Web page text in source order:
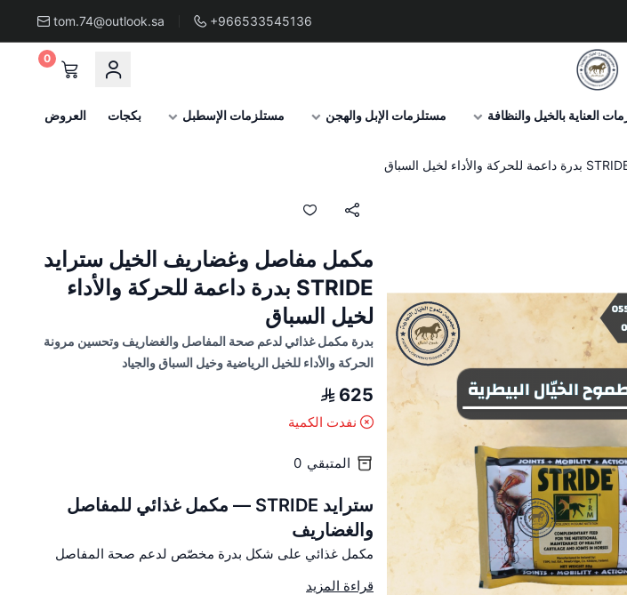
+966533545136
tom.74@outlook.sa
صيدلية طموح الخيال البيطرية
0
العناية بالخيل والنظافة مستلزمات الإبل والهجن مستلزمات الإسطبل بكجات العروض
مكمل مفاصل وغضاريف الخيل سترايد
STRIDE بدرة داعمة للحركة والأداء
لخيل السباق
بدرة مكمل غذائي لدعم صحة المفاصل والغضاريف وتحسين مرونة
الحركة والأداء للخيل الرياضية وخيل السباق والجياد
625
نفدت الكمية
المتبقي 0
سترايد STRIDE — مكمل غذائي للمفاصل
والغضاريف
مكمل غذائي على شكل بدرة مخصّص لدعم صحة المفاصل
والغضاريف في الخيل.
قراءة المزيد